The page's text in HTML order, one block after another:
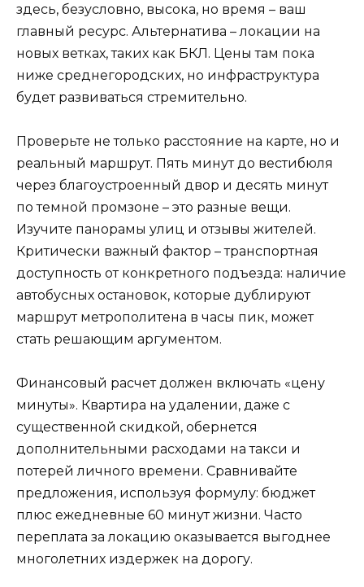
здесь, безусловно, высока, но время – ваш
главный ресурс. Альтернатива – локации на
новых ветках, таких как БКЛ. Цены там пока
ниже среднегородских, но инфраструктура
будет развиваться стремительно.
Проверьте не только расстояние на карте, но и
реальный маршрут. Пять минут до вестибюля
через благоустроенный двор и десять минут
по темной промзоне – это разные вещи.
Изучите панорамы улиц и отзывы жителей.
Критически важный фактор – транспортная
доступность от конкретного подъезда: наличие
автобусных остановок, которые дублируют
маршрут метрополитена в часы пик, может
стать решающим аргументом.
Финансовый расчет должен включать «цену
минуты». Квартира на удалении, даже с
существенной скидкой, обернется
дополнительными расходами на такси и
потерей личного времени. Сравнивайте
предложения, используя формулу: бюджет
плюс ежедневные 60 минут жизни. Часто
переплата за локацию оказывается выгоднее
многолетних издержек на дорогу.